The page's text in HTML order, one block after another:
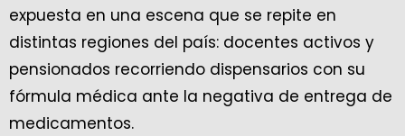
expuesta en una escena que se repite en
distintas regiones del país: docentes activos y
pensionados recorriendo dispensarios con su
fórmula médica ante la negativa de entrega de
medicamentos.